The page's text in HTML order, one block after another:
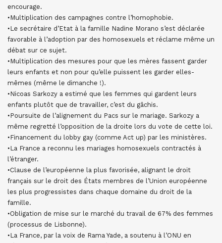
encourage.
•Multiplication des campagnes contre l’homophobie.
•Le secrétaire d’Etat à la famille Nadine Morano s’est déclarée
favorable à l’adoption par des homosexuels et réclame même un
débat sur ce sujet.
•Multiplication des mesures pour que les mères fassent garder
leurs enfants et non pour qu’elle puissent les garder elles-
mêmes (même le dimanche !).
•Nicoas Sarkozy a estimé que les femmes qui gardent leurs
enfants plutôt que de travailler, c’est du gâchis.
•Poursuite de l’alignement du Pacs sur le mariage. Sarkozy a
même regretté l’opposition de la droite lors du vote de cette loi.
•Financement du lobby gay (comme Act up) par les ministères.
•La France a reconnu les mariages homosexuels contractés à
l’étranger.
•Clause de l’européenne la plus favorisée, alignant le droit
français sur le droit des États membres de l’Union européenne
les plus progressistes dans chaque domaine du droit de la
famille.
•Obligation de mise sur le marché du travail de 67% des femmes
(processus de Lisbonne).
•La France, par la voix de Rama Yade, a soutenu à l’ONU en